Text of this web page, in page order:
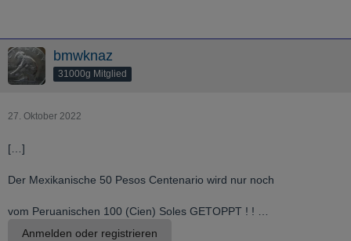
bmwknaz
31000g Mitglied
27. Oktober 2022
[…]
Der Mexikanische 50 Pesos Centenario wird nur noch
vom Peruanischen 100 (Cien) Soles GETOPPT ! ! …
Anmelden oder registrieren